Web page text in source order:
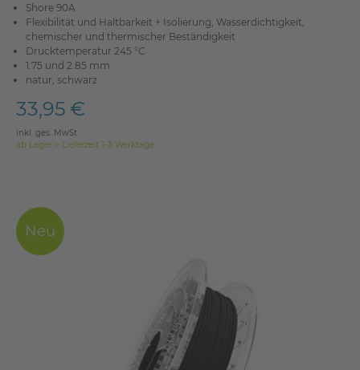
Shore 90A
Flexibilität und Haltbarkeit + Isolierung, Wasserdichtigkeit,
chemischer und thermischer Beständigkeit
Drucktemperatur 245 °C
1.75 und 2.85 mm
natur, schwarz
33,95 €
inkl. ges. MwSt.
ab Lager > Lieferzeit 1-3 Werktage
Neu